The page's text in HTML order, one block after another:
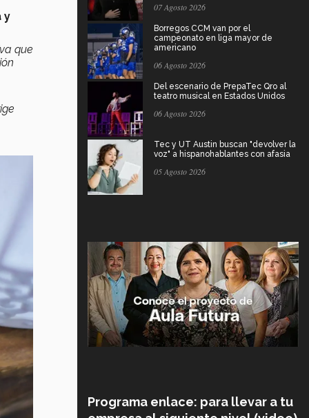
y
que
07 Agosto 2026
Borregos CCM van por el
campeonato en liga mayor de
americano
06 Agosto 2026
Del escenario de PrepaTec Qro al
teatro musical en Estados Unidos
06 Agosto 2026
Tec y UT Austin buscan "devolver la
voz" a hispanohablantes con afasia
05 Agosto 2026
Programa enlace: para llevar a tu